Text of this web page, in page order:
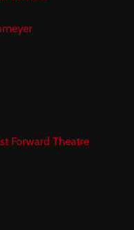
Forward Theatre